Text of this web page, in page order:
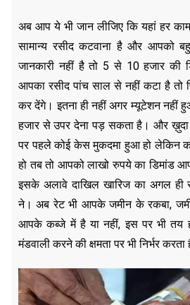
अब आप ये भी जान लीजिए कि यहां हर
सामान्य रसीद कटवाना है और आपको
जानकारी नहीं है तो 5 से 10 हजार की
आपका रसीद पांच साल से नहीं कटा है तो
कर देंगे। इतना ही नहीं अगर म्यूटेशन
हजार से उपर देना पड़ सकता है। और
पर पहले कोई केस मुकदमा हुआ हो लेकिन
हो तब तो आपको लाखो रुपये का डिमांड
इसके अलावे दाखिल खारिज का अगल ही
ने। अब रेट भी आपके जमीन के रकबा,
आपके कब्जे में है या नहीं, इस पर भी तय
मंडवाली करने की क्षमता पर भी निर्भर करता